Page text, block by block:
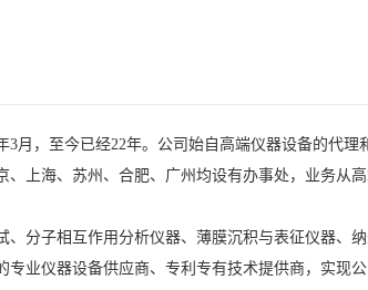
3月，至今已经22年。公司始自高端仪器设备的代
、上海、苏州、合肥、广州均设有办事处，业务从
分子相互作用分析仪器、薄膜沉积与表征仪器、
业仪器设备供应商、专利专有技术提供商，实现